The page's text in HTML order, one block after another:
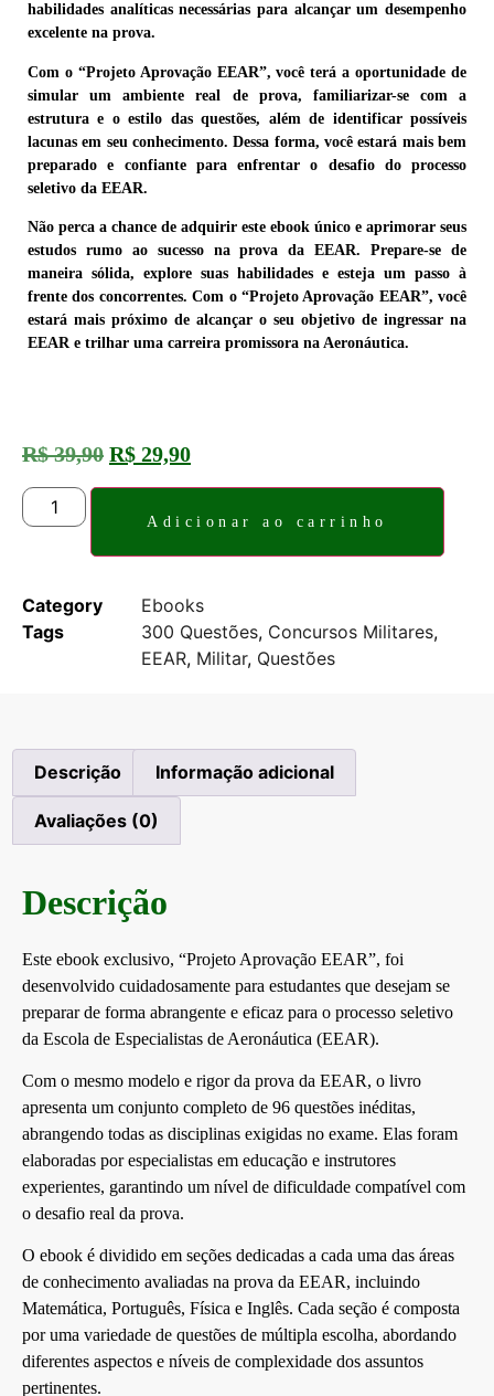
habilidades analíticas necessárias para alcançar um desempenho
excelente na prova.
Com o “Projeto Aprovação EEAR”, você terá a oportunidade de
simular um ambiente real de prova, familiarizar-se com a
estrutura e o estilo das questões, além de identificar possíveis
lacunas em seu conhecimento. Dessa forma, você estará mais bem
preparado e confiante para enfrentar o desafio do processo
seletivo da EEAR.
Não perca a chance de adquirir este ebook único e aprimorar seus
estudos rumo ao sucesso na prova da EEAR. Prepare-se de
maneira sólida, explore suas habilidades e esteja um passo à
frente dos concorrentes. Com o “Projeto Aprovação EEAR”, você
estará mais próximo de alcançar o seu objetivo de ingressar na
EEAR e trilhar uma carreira promissora na Aeronáutica.
R$39,90 R$ 29,90
Adicionar ao carrinho
Category
Ebooks
Tags
300 Questões, Concursos Militares,
EEAR, Militar, Questões
Descrição Informação adicional
Avaliações (0)
Descrição
Este ebook exclusivo, “Projeto Aprovação EEAR”, foi
desenvolvido cuidadosamente para estudantes que desejam se
preparar de forma abrangente e eficaz para o processo seletivo
da Escola de Especialistas de Aeronáutica (EEAR).
Com o mesmo modelo e rigor da prova da EEAR, o livro
apresenta um conjunto completo de 96 questões inéditas,
abrangendo todas as disciplinas exigidas no exame. Elas foram
elaboradas por especialistas em educação e instrutores
experientes, garantindo um nível de dificuldade compatível com
o desafio real da prova.
O ebook é dividido em seções dedicadas a cada uma das áreas
de conhecimento avaliadas na prova da EEAR, incluindo
Matemática, Português, Física e Inglês. Cada seção é composta
por uma variedade de questões de múltipla escolha, abordando
diferentes aspectos e níveis de complexidade dos assuntos
pertinentes.